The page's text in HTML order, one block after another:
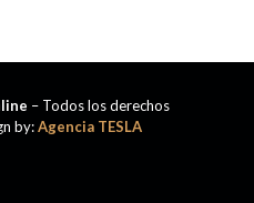
– Todos los derechos
by:Agencia TESLA